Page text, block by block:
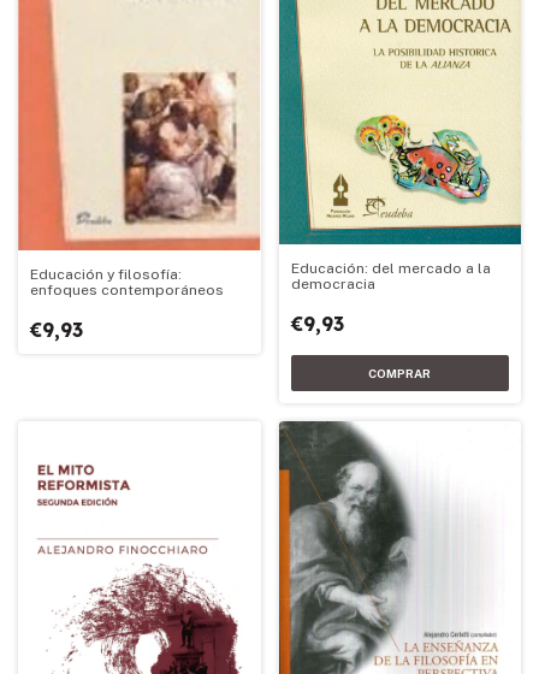
Educación y filosofía:
enfoques contemporáneos
€9,93
Educación: del mercado a la
democracia
€9,93